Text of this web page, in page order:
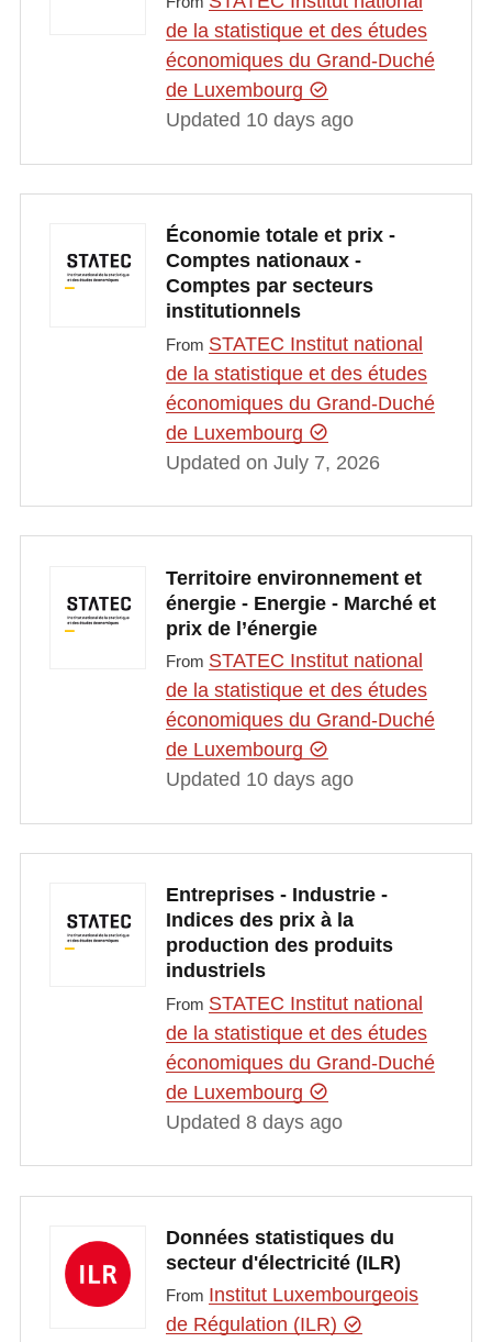
de la statistique et des études
économiques du Grand-Duché
de Luxembourg
Updated 10 days ago
Économie totale et prix -
Comptes nationaux -
Comptes par secteurs
institutionnels
From STATEC Institut national
de la statistique et des études
économiques du Grand-Duché
de Luxembourg
Updated on July 7, 2026
Territoire environnement et
énergie - Energie - Marché et
prix de l’énergie
From STATEC Institut national
de la statistique et des études
économiques du Grand-Duché
de Luxembourg
Updated 10 days ago
Entreprises - Industrie -
Indices des prix à la
production des produits
industriels
From STATEC Institut national
de la statistique et des études
économiques du Grand-Duché
de Luxembourg
Updated 8 days ago
Données statistiques du
secteur d'électricité (ILR)
From Institut Luxembourgeois
de Régulation (ILR)